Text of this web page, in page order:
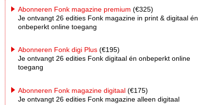
Abonneren Fonk magazine premium (€325)
Je ontvangt 26 edities Fonk magazine in print & digitaal én
onbeperkt online toegang
Abonneren Fonk digi Plus (€195)
Je ontvangt 26 edities Fonk digitaal én onbeperkt online
toegang
Abonneren Fonk magazine digitaal (€175)
Je ontvangt 26 edities Fonk magazine alleen digitaal